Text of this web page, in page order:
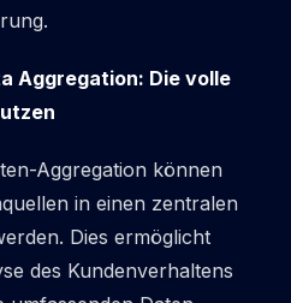
Aggregation: Die volle
Aggregation können
in einen zentralen
Dies ermöglicht
des Kundenverhaltens